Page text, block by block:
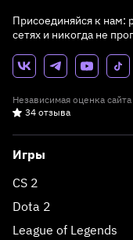
Присоединяйся к нам:
сетях и никогда не
Независимая оценка сайта
34 отзыва
Игры
CS 2
Dota 2
League of Legends